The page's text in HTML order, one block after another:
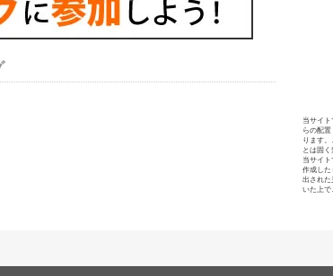
当サイ
らの配
ります
とは固く
当サイ
作成した
出された
いた上で